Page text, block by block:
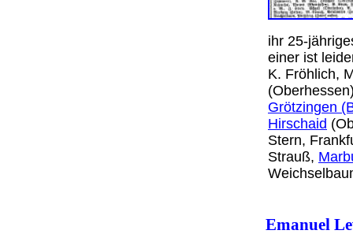
ihr 25-
einer ist
K. Fröhlich,
Grötzingen
Hirschaid
Stern,
Strauß,
Emanuel